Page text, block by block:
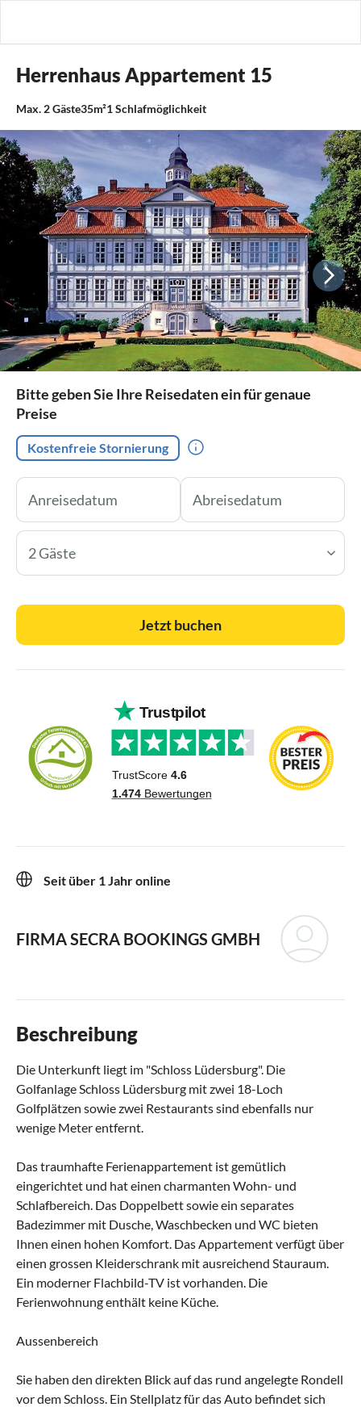
Herrenhaus Appartement 15
Max. 2Gäste35m²1Schlafmöglichkeit
Bitte geben Sie Ihre Reisedaten ein für genaue
Preise
Kostenfreie Stornierung
2 Gäste
Jetzt buchen
Seit über 1 Jahr online
FIRMA SECRA BOOKINGS GMBH
Beschreibung
Die Unterkunft liegt im "Schloss Lüdersburg". Die
Golfanlage Schloss Lüdersburg mit zwei 18-Loch
Golfplätzen sowie zwei Restaurants sind ebenfalls nur
wenige Meter entfernt.
Das traumhafte Ferienappartement ist gemütlich
eingerichtet und hat einen charmanten Wohn- und
Schlafbereich. Das Doppelbett sowie ein separates
Badezimmer mit Dusche, Waschbecken und WC bieten
Ihnen einen hohen Komfort. Das Appartement verfügt über
einen grossen Kleiderschrank mit ausreichend Stauraum.
Ein moderner Flachbild-TV ist vorhanden. Die
Ferienwohnung enthält keine Küche.
Aussenbereich
Sie haben den direkten Blick auf das rund angelegte Rondell
vor dem Schloss. Ein Stellplatz für das Auto befindet sich